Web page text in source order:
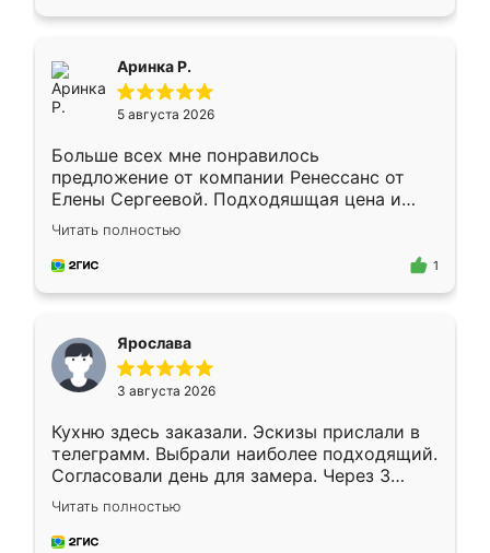
Аринка Р.
5 августа 2026
Больше всех мне понравилось
предложение от компании Ренессанс от
Елены Сергеевой. Подходяшщая цена и
короткие сроки изготовления. Приехавший
для замера сотрудник Владислав
предложил по моему эскизу самый
Читать полностью
1
Ярослава
3 августа 2026
Кухню здесь заказали. Эскизы прислали в
телеграмм. Выбрали наиболее подходящий.
Согласовали день для замера. Через 3
недели кухня была уже готова. Остались
довольны работой. Спасибо Ренессанс
мебель за качественную работу!
Читать полностью